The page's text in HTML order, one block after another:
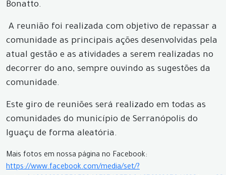
Bonatto.
A reunião foi realizada com objetivo de repassar a
comunidade as principais ações desenvolvidas pela
atual gestão e as atividades a serem realizadas no
decorrer do ano, sempre ouvindo as sugestões da
comunidade.
Este giro de reuniões será realizado em todas as
comunidades do município de Serranópolis do
Iguaçu de forma aleatória.
Mais fotos em nossa página no Facebook:
https://www.facebook.com/media/set/?